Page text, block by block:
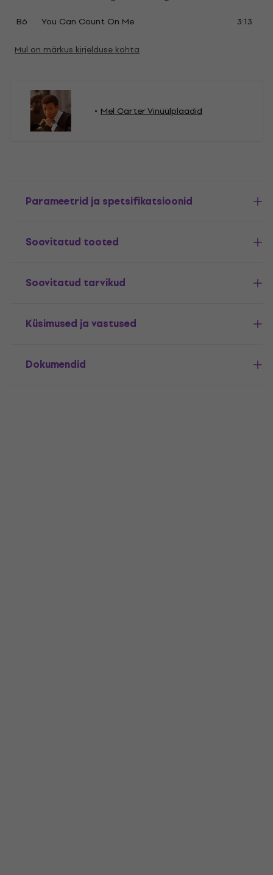
B6
You Can Count On Me 3:13
Mul on märkus kirjelduse kohta
Mel Carter Vinüülplaadid
Parameetrid ja spetsifikatsioonid
Soovitatud tooted
Soovitatud tarvikud
Küsimused ja vastused
Dokumendid